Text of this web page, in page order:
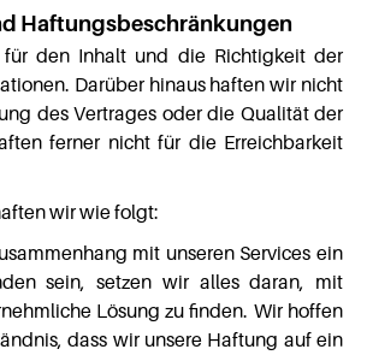
Haftungsbeschränkungen
den Inhalt und die Richtigkeit der
Darüber hinaus haften wir nicht
des Vertrages oder die Qualität der
ferner nicht für die Erreichbarkeit
wir wie folgt:
mit unseren Services ein
sein, setzen wir alles daran, mit
Lösung zu finden. Wir hoffen
dass wir unsere Haftung auf ein